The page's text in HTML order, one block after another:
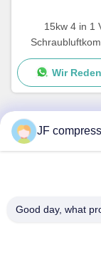
15kw 4 in 1
Wir
Schnelle
Nr. 99
JF
Good day, what